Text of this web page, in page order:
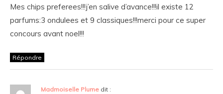
Mes chips preferees!!!j’en salive d’avance!!!il existe 12
parfums:3 ondulees et 9 classiques!!!merci pour ce super
concours avant noel!!!
Répondre
Madmoiselle Plume dit :